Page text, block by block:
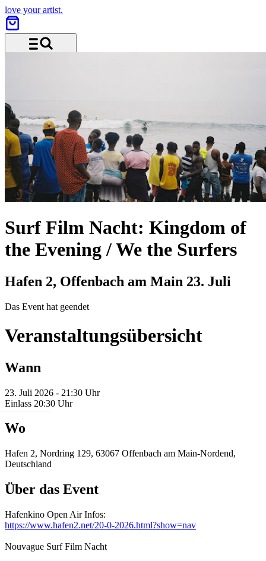
love your artist.
Surf Film Nacht: Kingdom of
the Evening / We the Surfers
Hafen 2, Offenbach am Main 23. Juli
Das Event hat geendet
Veranstaltungsübersicht
Wann
23. Juli 2026 - 21:30 Uhr
Einlass 20:30 Uhr
Wo
Hafen 2, Nordring 129, 63067 Offenbach am Main-Nordend,
Deutschland
Über das Event
Hafenkino Open Air Infos:
https://www.hafen2.net/20-0-2026.html?show=nav
Nouvague Surf Film Nacht